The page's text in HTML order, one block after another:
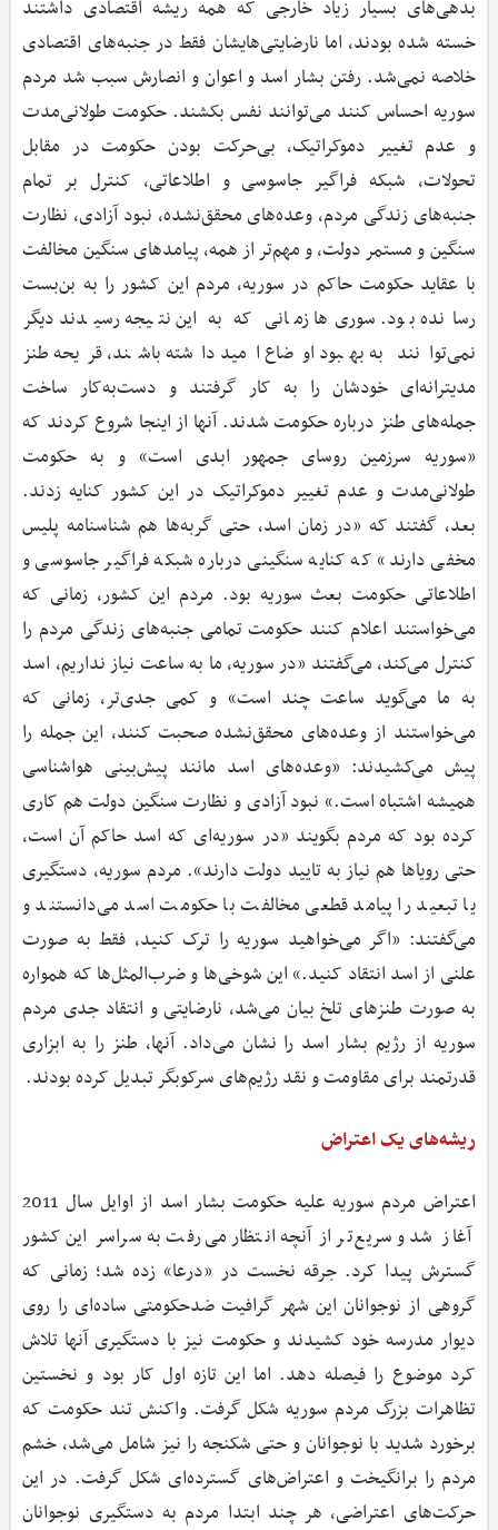
بدهی‌های بسیار زیاد خارجی که همه ریشه اقتصادی داشتند
خسته شده بودند، اما نارضایتی‌هایشان فقط در جنبه‌های اقتصادی
خلاصه نمی‌شد. رفتن بشار اسد و اعوان و انصارش سبب شد مردم
سوریه احساس کنند می‌توانند نفس بکشند. حکومت طولانی‌مدت
و عدم تغییر دموکراتیک، بی‌حرکت بودن حکومت در مقابل
تحولات، شبکه فراگیر جاسوسی و اطلاعاتی، کنترل بر تمام
جنبه‌های زندگی مردم، وعده‌های محقق‌نشده، نبود آزادی، نظارت
سنگین و مستمر دولت، و مهم‌تر از همه، پیامدهای سنگین مخالفت
با عقاید حکومت حاکم در سوریه، مردم این کشور را به بن‌بست
رسانده بود. سوری‌ها زمانی که به این نتیجه رسیدند دیگر
نمی‌توانند به بهبود اوضاع امید داشته باشند، قریحه طنز
مدیترانه‌ای خودشان را به کار گرفتند و دست‌به‌کار ساخت
جمله‌های طنز درباره حکومت شدند. آنها از اینجا شروع کردند که
«سوریه سرزمین روسای جمهور ابدی است» و به حکومت
طولانی‌مدت و عدم تغییر دموکراتیک در این کشور کنایه زدند.
بعد، گفتند که «در زمان اسد، حتی گربه‌ها هم شناسنامه پلیس
مخفی دارند» که کنایه سنگینی درباره شبکه فراگیر جاسوسی و
اطلاعاتی حکومت بعث سوریه بود. مردم این کشور، زمانی که
می‌خواستند اعلام کنند حکومت تمامی جنبه‌های زندگی مردم را
کنترل می‌کند، می‌گفتند «در سوریه، ما به ساعت نیاز نداریم، اسد
به ما می‌گوید ساعت چند است» و کمی جدی‌تر، زمانی که
می‌خواستند از وعده‌های محقق‌نشده صحبت کنند، این جمله را
پیش می‌کشیدند: «وعده‌های اسد مانند پیش‌بینی هواشناسی
همیشه اشتباه است.» نبود آزادی و نظارت سنگین دولت هم کاری
کرده بود که مردم بگویند «در سوریه‌ای که اسد حاکم آن است،
حتی رویاها هم نیاز به تایید دولت دارند». مردم سوریه، دستگیری
یا تبعید را پیامد قطعی مخالفت با حکومت اسد می‌دانستند و
می‌گفتند: «اگر می‌خواهید سوریه را ترک کنید، فقط به صورت
علنی از اسد انتقاد کنید.» این شوخی‌ها و ضرب‌المثل‌ها که همواره
به صورت طنزهای تلخ بیان می‌شد، نارضایتی و انتقاد جدی مردم
سوریه از رژیم بشار اسد را نشان می‌داد. آنها، طنز را به ابزاری
قدرتمند برای مقاومت و نقد رژیم‌های سرکوبگر تبدیل کرده بودند.
ریشه‌های یک اعتراض
اعتراض مردم سوریه علیه حکومت بشار اسد از اوایل سال 2011
آغاز شد و سریع‌تر از آنچه انتظار می‌رفت به سراسر این کشور
گسترش پیدا کرد. جرقه نخست در «درعا» زده شد؛ زمانی که
گروهی از نوجوانان این شهر گرافیت ضدحکومتی ساده‌ای را روی
دیوار مدرسه خود کشیدند و حکومت نیز با دستگیری آنها تلاش
کرد موضوع را فیصله دهد. اما این تازه اول کار بود و نخستین
تظاهرات بزرگ مردم سوریه شکل گرفت. واکنش تند حکومت که
برخورد شدید با نوجوانان و حتی شکنجه را نیز شامل می‌شد، خشم
مردم را برانگیخت و اعتراض‌های گسترده‌ای شکل گرفت. در این
حرکت‌های اعتراضی، هر چند ابتدا مردم به دستگیری نوجوانان